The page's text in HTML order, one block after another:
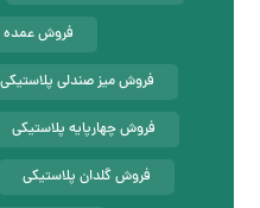
فروش عمده
فروش میز صندلی پلاستیکی
فروش چهارپایه پلاستیکی
فروش گلدان پلاستیکی